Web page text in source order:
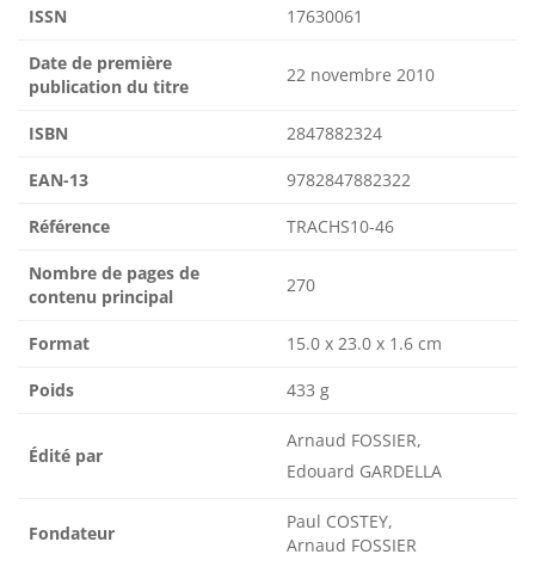
ISSN 17630061
Date de première
publication du titre
22 novembre 2010
ISBN 2847882324
EAN-13 9782847882322
Référence TRACHS10-46
Nombre de pages de
contenu principal
270
Format 15.0 x 23.0 x 1.6 cm
Poids 433 g
Édité par
Arnaud FOSSIER,
Edouard GARDELLA
Fondateur
Paul COSTEY,
Arnaud FOSSIER